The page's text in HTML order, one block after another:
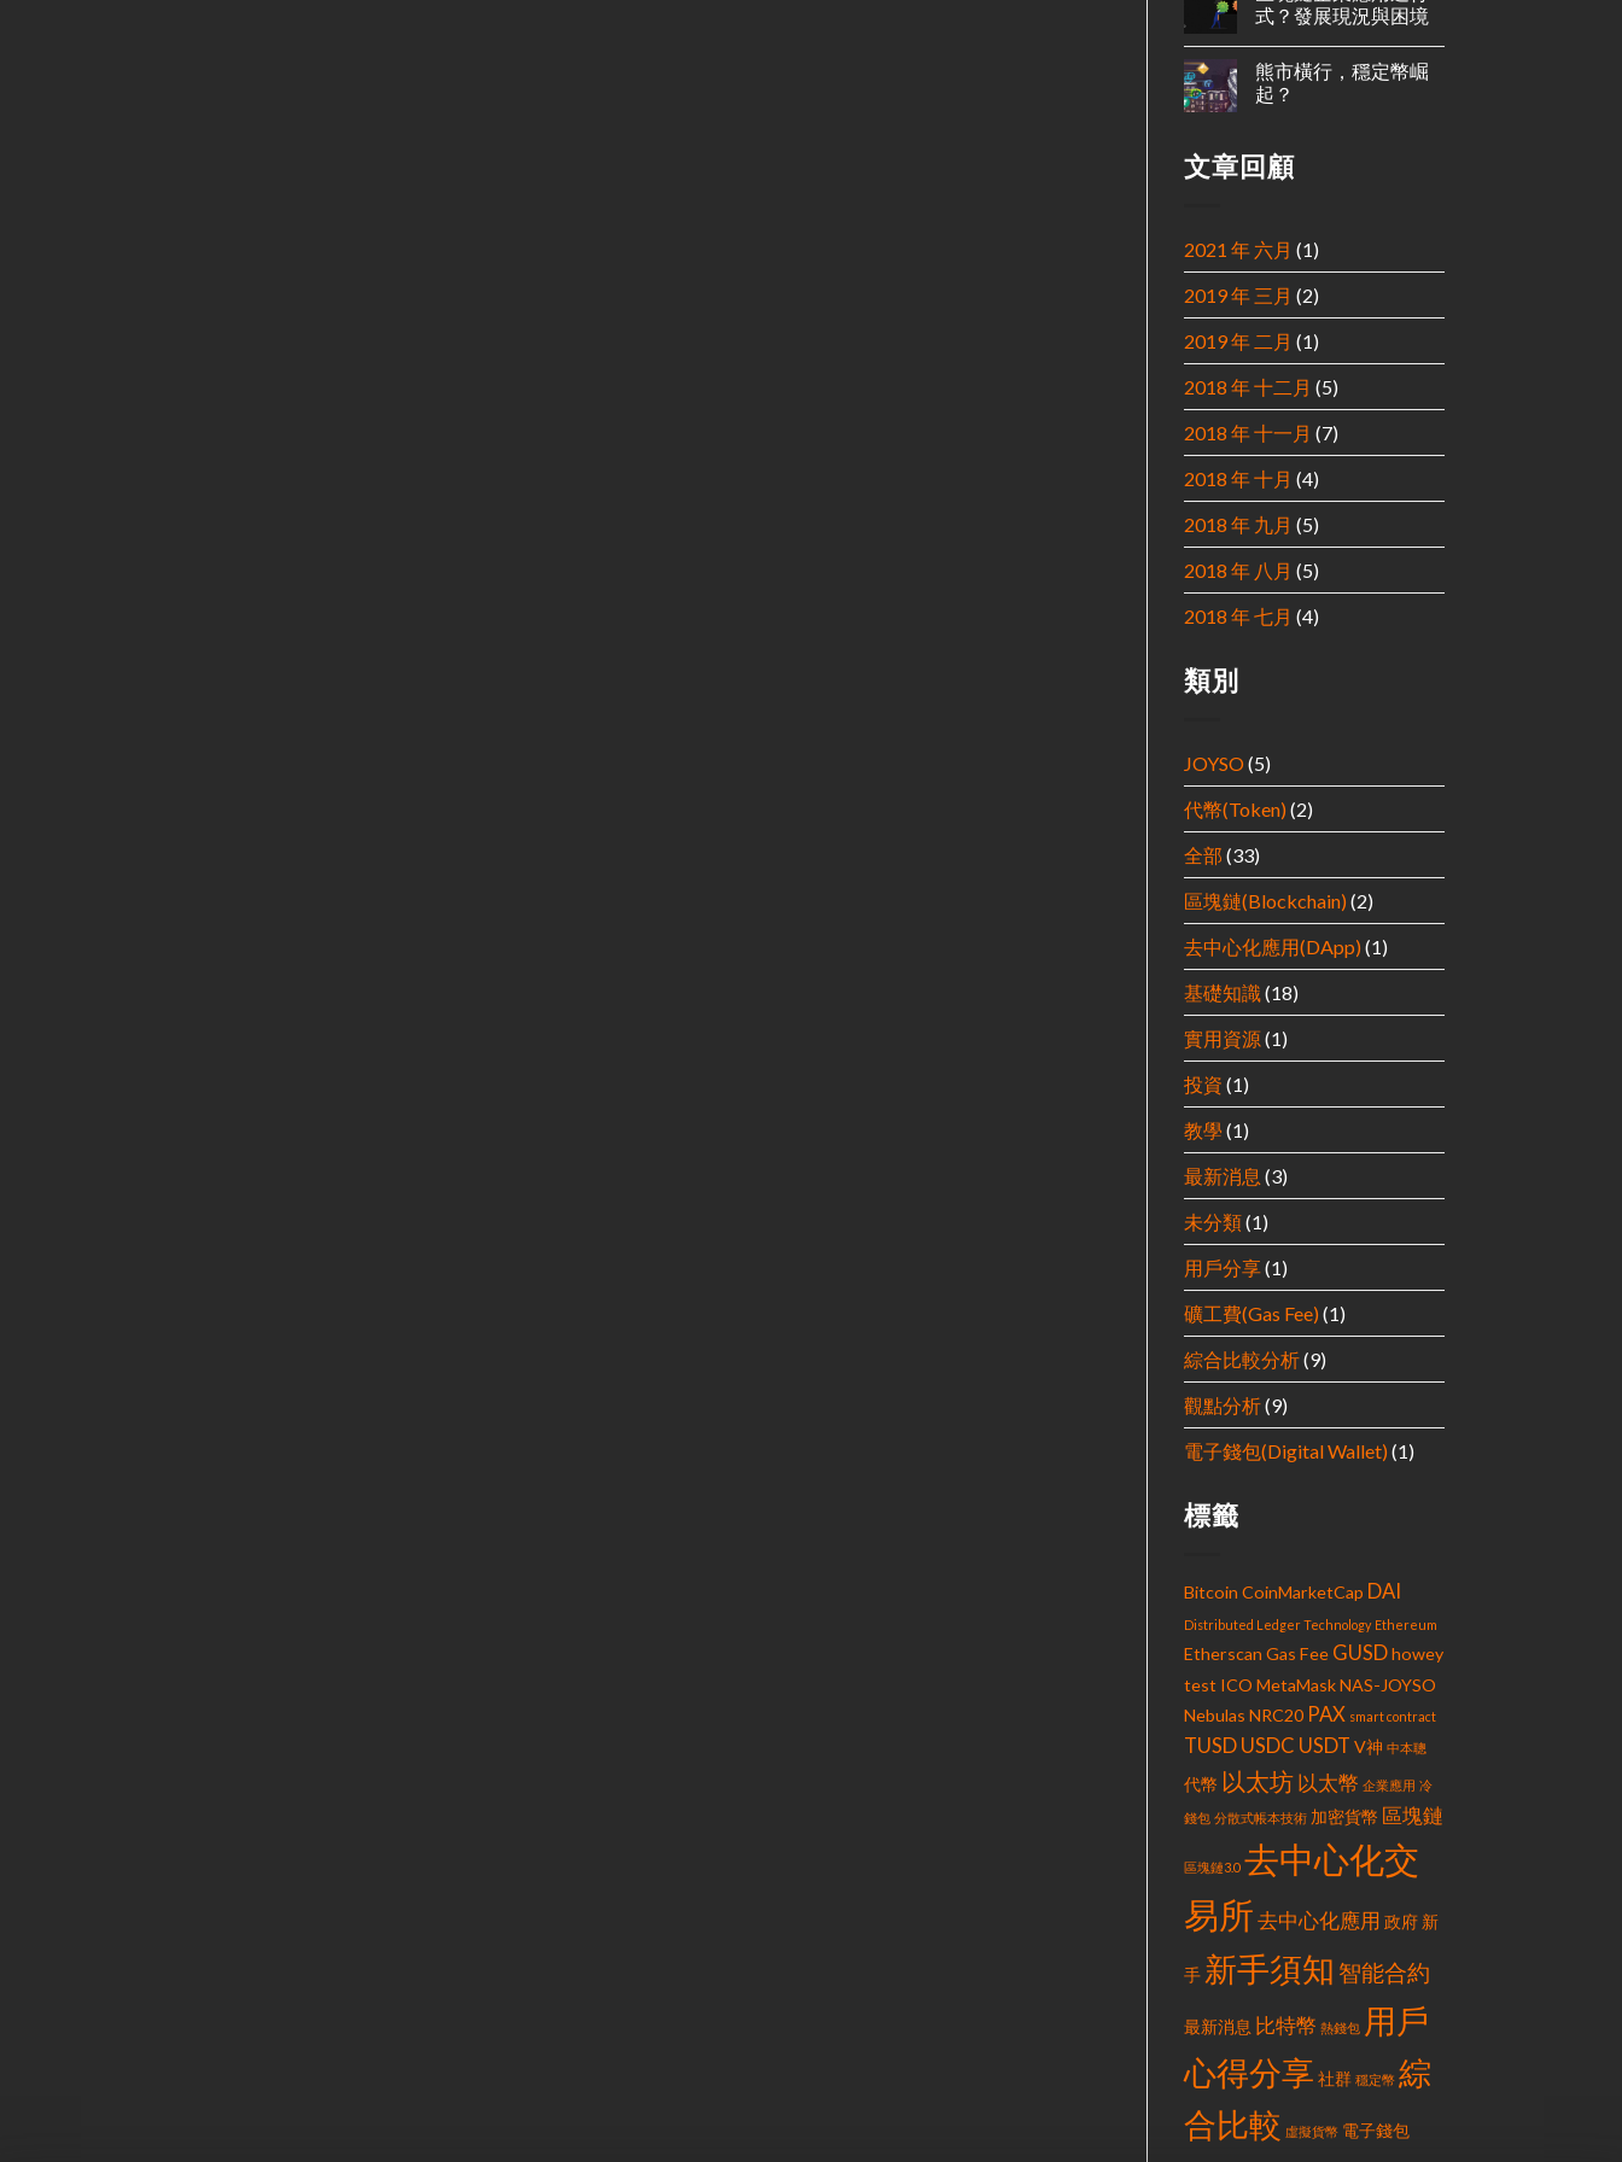
式？發展現況與困境
熊市橫行，穩定幣崛
起？
文章回顧
2021 年 六月 (1)
2019 年 三月 (2)
2019 年 二月 (1)
2018 年 十二月 (5)
2018 年 十一月 (7)
2018 年 十月 (4)
2018 年 九月 (5)
2018 年 八月 (5)
2018 年 七月 (4)
類別
JOYSO(5)
代幣(Token) (2)
全部 (33)
區塊鏈(Blockchain) (2)
去中心化應用(DApp) (1)
基礎知識(18)
實用資源(1)
投資 (1)
教學 (1)
最新消息 (3)
未分類(1)
用戶分享(1)
礦工費(Gas Fee) (1)
綜合比較分析(9)
觀點分析(9)
電子錢包(Digital Wallet) (1)
標籤
Bitcoin CoinMarketCap DAI
Distributed Ledger Technology Ethereum
Etherscan Gas Fee GUSD howey
test ICO MetaMask NAS-JOYSO
Nebulas NRC20 PAX smart contract
TUSD USDC USDT V神 中本聰
代幣 以太坊 以太幣 企業應用 冷
錢包 分散式帳本技術 加密貨幣 區塊鏈
區塊鏈3.0 去中心化交
易所 去中心化應用 政府 新
手 新手須知 智能合約
最新消息 比特幣 熱錢包 用戶
心得分享 社群 穩定幣 綜
合比較 虛擬貨幣 電子錢包